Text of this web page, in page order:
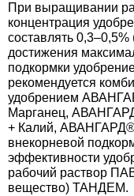
При выращивании
концентрация
составлять
достижения
подкормки
рекомендуется
удобрением
Марганец,
+ Калий,
внекорневой
эффективности
рабочий раствор
вещество) ТАНДЕМ.